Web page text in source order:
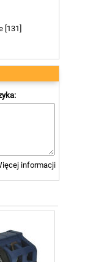
informacji